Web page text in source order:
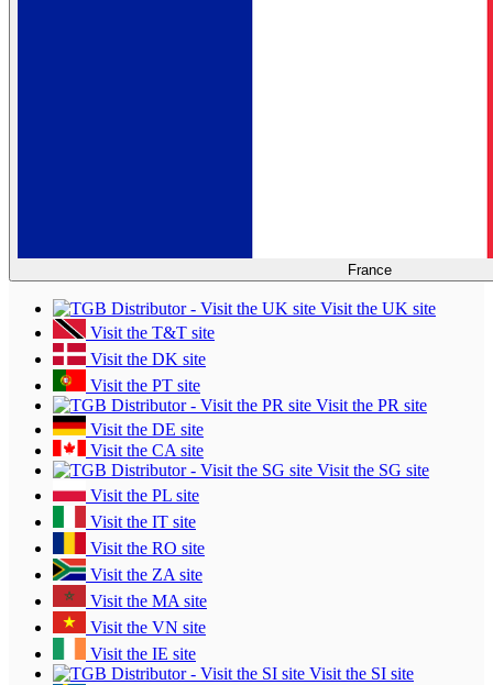
France
Visit the UK site
Visit the T&T site
Visit the DK site
Visit the PT site
Visit the PR site
Visit the DE site
Visit the CA site
Visit the SG site
Visit the PL site
Visit the IT site
Visit the RO site
Visit the ZA site
Visit the MA site
Visit the VN site
Visit the IE site
Visit the SI site